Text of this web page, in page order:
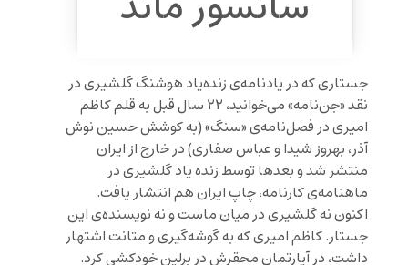
جستاری که در یادنامه‌ی زنده‌یاد هوشنگ گلشیری در
نقد «جن‌نامه» می‌خوانید، ۲۲ سال قبل به قلم کاظم
امیری در فصل‌نامه‌ی «سنگ» (به کوشش حسین نوش
آذر، بهروز شیدا و عباس صفاری) در خارج از ایران
منتشر شد و بعدها توسط زنده یاد گلشیری در
ماهنامه‌ی کارنامه، چاپ ایران هم انتشار یافت.
اکنون نه گلشیری در میان ماست و نه نویسنده‌ی این
جستار. کاظم امیری که به گوشه‌گیری و متانت اشتهار
داشت، در آپارتمان محقرش در برلین خودکشی کرد.